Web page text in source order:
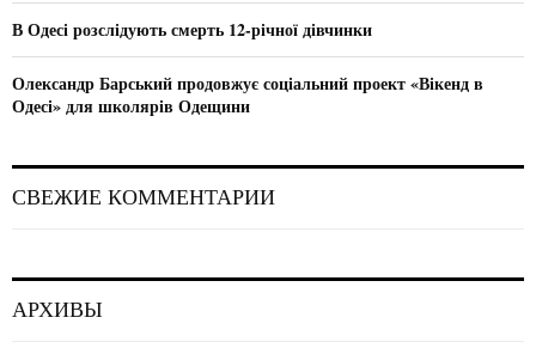
В Одесі розслідують смерть 12-річної дівчинки
Олександр Барський продовжує соціальний проект «Вікенд в
Одесі» для школярів Одещини
СВЕЖИЕ КОММЕНТАРИИ
АРХИВЫ